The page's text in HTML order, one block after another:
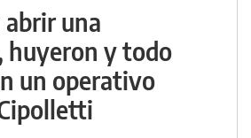
una
huyeron y todo
un operativo